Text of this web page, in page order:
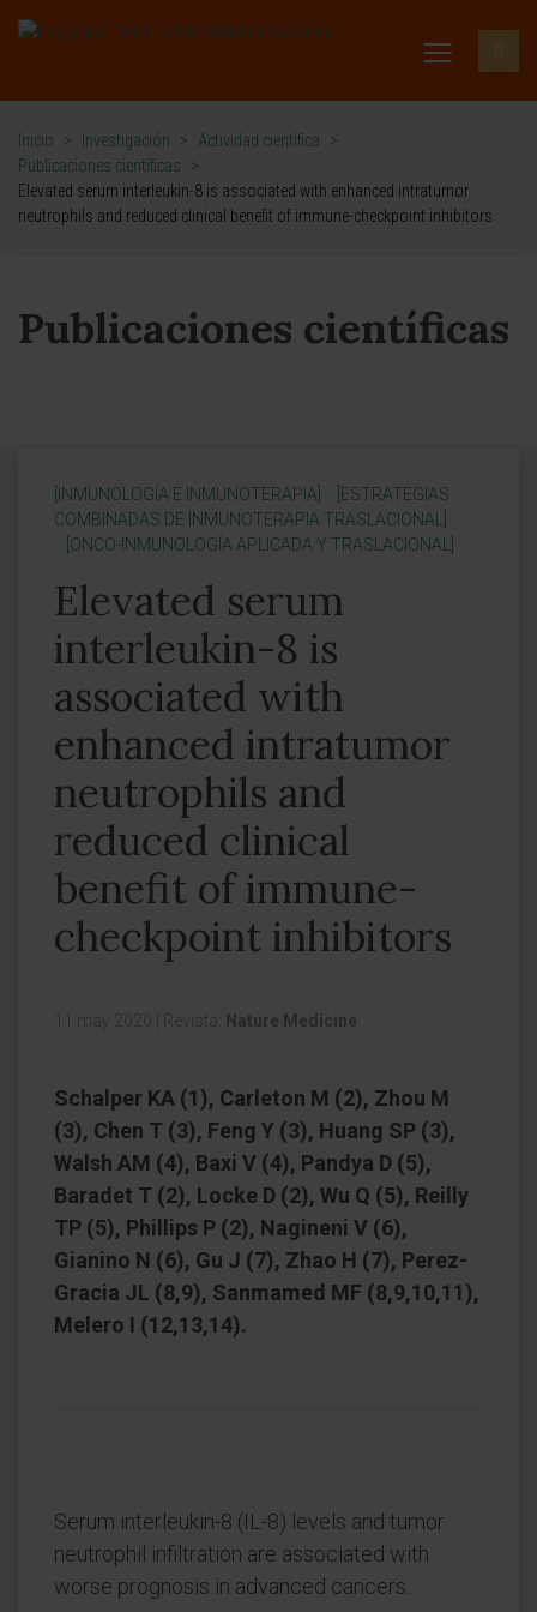
Inicio > Investigación > Actividad científica
>
Publicaciones científicas
>
Elevated serum interleukin-8 is associated with enhanced intratumor
neutrophils and reduced clinical benefit of immune-checkpoint inhibitors
Publicaciones científicas
[INMUNOLOGÍA E INMUNOTERAPIA]
[ESTRATEGIAS
COMBINADAS DE INMUNOTERAPIA TRASLACIONAL]
[ONCO-INMUNOLOGÍA APLICADA Y TRASLACIONAL]
Elevated serum
interleukin-8 is
associated with
enhanced intratumor
neutrophils and
reduced clinical
benefit of immune-
checkpoint inhibitors
11 may 2020 Revista: Nature Medicine
Schalper KA (1), Carleton M (2), Zhou M
(3), Chen T (3), Feng Y (3), Huang SP (3),
Walsh AM (4), Baxi V (4), Pandya D (5),
Baradet T (2), Locke D (2), Wu Q (5), Reilly
TP (5), Phillips P (2), Nagineni V (6),
Gianino N (6), Gu J (7), Zhao H (7), Perez-
Gracia JL (8,9), Sanmamed MF (8,9,10,11),
Melero I (12,13,14).
Serum interleukin-8 (IL-8) levels and tumor
neutrophil infiltration are associated with
worse prognosis in advanced cancers.